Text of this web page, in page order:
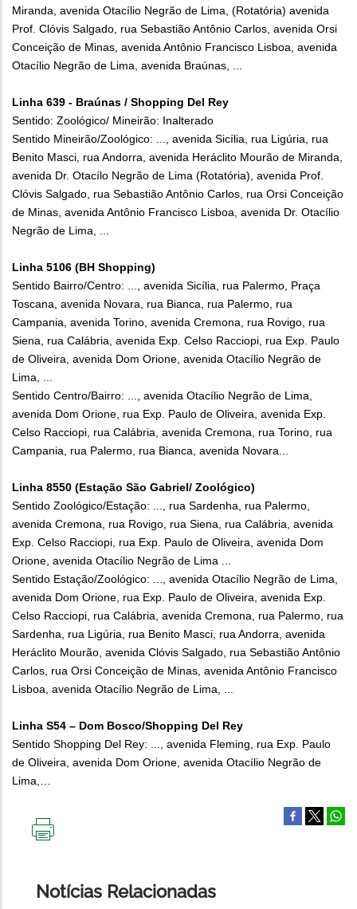
Miranda, avenida Otacílio Negrão de Lima, (Rotatória) avenida
Prof. Clóvis Salgado, rua Sebastião Antônio Carlos, avenida Orsi
Conceição de Minas, avenida Antônio Francisco Lisboa, avenida
Otacílio Negrão de Lima, avenida Braúnas, ...
Linha 639 - Braúnas / Shopping Del Rey
Sentido: Zoológico/ Mineirão: Inalterado
Sentido Mineirão/Zoológico: ..., avenida Sicília, rua Ligúria, rua
Benito Masci, rua Andorra, avenida Heráclito Mourão de Miranda,
avenida Dr. Otacílo Negrão de Lima (Rotatória), avenida Prof.
Clóvis Salgado, rua Sebastião Antônio Carlos, rua Orsi Conceição
de Minas, avenida Antônio Francisco Lisboa, avenida Dr. Otacílio
Negrão de Lima, ...
Linha 5106 (BH Shopping)
Sentido Bairro/Centro: ..., avenida Sicília, rua Palermo, Praça
Toscana, avenida Novara, rua Bianca, rua Palermo, rua
Campania, avenida Torino, avenida Cremona, rua Rovigo, rua
Siena, rua Calábria, avenida Exp. Celso Racciopi, rua Exp. Paulo
de Oliveira, avenida Dom Orione, avenida Otacílio Negrão de
Lima, ...
Sentido Centro/Bairro: ..., avenida Otacílio Negrão de Lima,
avenida Dom Orione, rua Exp. Paulo de Oliveira, avenida Exp.
Celso Racciopi, rua Calábria, avenida Cremona, rua Torino, rua
Campania, rua Palermo, rua Bianca, avenida Novara...
Linha 8550 (Estação São Gabriel/ Zoológico)
Sentido Zoológico/Estação: ..., rua Sardenha, rua Palermo,
avenida Cremona, rua Rovigo, rua Siena, rua Calábria, avenida
Exp. Celso Racciopi, rua Exp. Paulo de Oliveira, avenida Dom
Orione, avenida Otacílio Negrão de Lima ...
Sentido Estação/Zoológico: ..., avenida Otacílio Negrão de Lima,
avenida Dom Orione, rua Exp. Paulo de Oliveira, avenida Exp.
Celso Racciopi, rua Calábria, avenida Cremona, rua Palermo, rua
Sardenha, rua Ligúria, rua Benito Masci, rua Andorra, avenida
Heráclito Mourão, avenida Clóvis Salgado, rua Sebastião Antônio
Carlos, rua Orsi Conceição de Minas, avenida Antônio Francisco
Lisboa, avenida Otacílio Negrão de Lima, ...
Linha S54 – Dom Bosco/Shopping Del Rey
Sentido Shopping Del Rey: ..., avenida Fleming, rua Exp. Paulo
de Oliveira, avenida Dom Orione, avenida Otacílio Negrão de
Lima,…
Notícias Relacionadas